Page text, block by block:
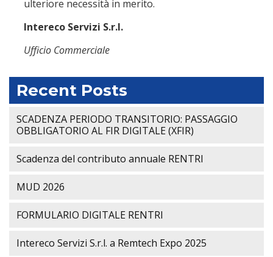
ulteriore necessità in merito.
Intereco Servizi S.r.l.
Ufficio Commerciale
Recent Posts
SCADENZA PERIODO TRANSITORIO: PASSAGGIO
OBBLIGATORIO AL FIR DIGITALE (XFIR)
Scadenza del contributo annuale RENTRI
MUD 2026
FORMULARIO DIGITALE RENTRI
Intereco Servizi S.r.l. a Remtech Expo 2025